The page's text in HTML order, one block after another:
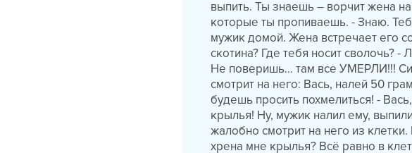
выпить. Ты знаешь – ворчит жена
которые ты пропиваешь. - Знаю.
мужик домой. Жена встречает его
скотина? Где тебя носит сволочь?
Не поверишь… там все УМЕРЛИ!!!
смотрит на него: Вась, налей 50
будешь просить похмелиться! -
крылья! Ну, мужик налил ему,
жалобно смотрит на него из
хрена мне крылья? Всё равно в